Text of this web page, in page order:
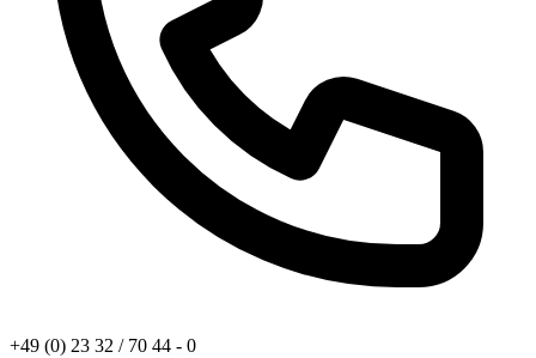
+49 (0) 23 32 / 70 44 - 0